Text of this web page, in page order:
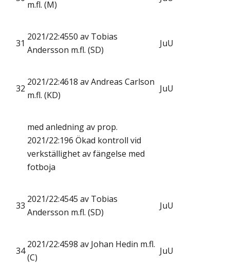
m.fl. (M)
31
2021/22:4550 av Tobias
Andersson m.fl. (SD)
JuU
32
2021/22:4618 av Andreas Carlson
m.fl. (KD)
JuU
med anledning av prop.
2021/22:196 Ökad kontroll vid
verkställighet av fängelse med
fotboja
33
2021/22:4545 av Tobias
Andersson m.fl. (SD)
JuU
34
2021/22:4598 av Johan Hedin m.fl.
(C)
JuU